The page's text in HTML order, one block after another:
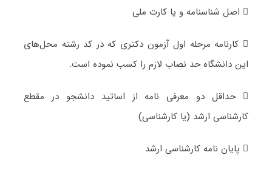
 اصل شناسنامه و یا کارت ملی
 کارنامه مرحله اول آزمون دکتری که در کد رشته محل‌های
این دانشگاه حد نصاب لازم را کسب نموده است.
 حداقل دو معرفی نامه از اساتید دانشجو در مقطع
کارشناسی ارشد (یا کارشناسی)
 پایان نامه کارشناسی ارشد